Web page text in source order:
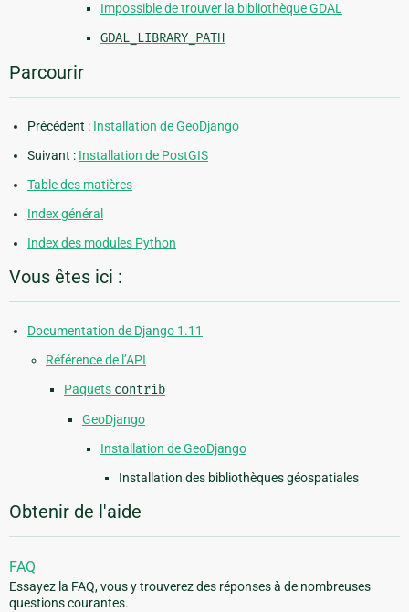
Impossible de trouver la bibliothèque GDAL
GDAL_LIBRARY_PATH
Parcourir
Précédent : Installation de GeoDjango
Suivant : Installation de PostGIS
Table des matières
Index général
Index des modules Python
Vous êtes ici :
Documentation de Django 1.11
Référence de l’API
Paquets contrib
GeoDjango
Installation de GeoDjango
Installation des bibliothèques géospatiales
Obtenir de l'aide
FAQ
Essayez la FAQ, vous y trouverez des réponses à de nombreuses
questions courantes.